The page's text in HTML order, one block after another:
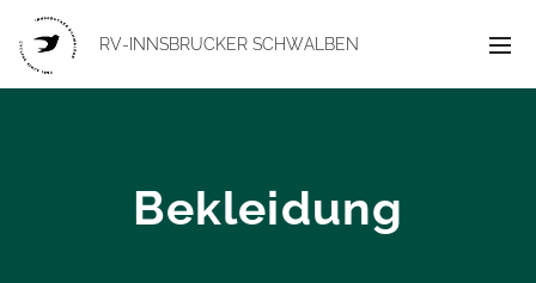
RV-INNSBRUCKER SCHWALBEN
Bekleidung